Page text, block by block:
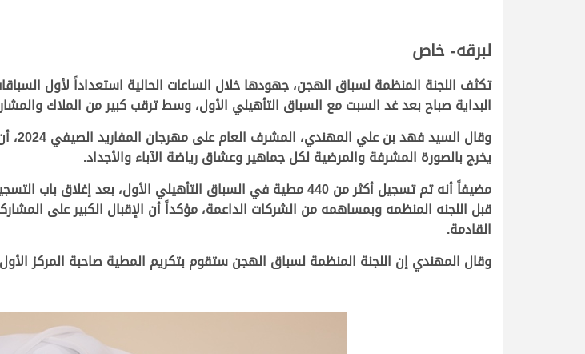
.
.
لبرقه- خاص
البداية صباح بعد غد السبت مع السباق التأهيلي الأول، وسط ترقب كبير من الملاك
وقال
يخرج بالصورة المشرفة والمرضية لكل جماهير وعشاق رياضة الآباء والأجداد.
قبل اللجنه المنظمه وبمساهمه من الشركات الداعمة، مؤكداً أن الإقبال الكبير على
القادمة.
وقال المهندي إن اللجنة المنظمة لسباق الهجن ستقوم بتكريم المطية صاحبة المركز الأول